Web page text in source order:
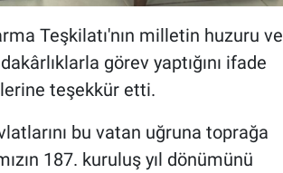
Teşkilatı'nın milletin huzuru ve
görev yaptığını ifade
teşekkür etti.
bu vatan uğruna toprağa
187. kuruluş yıl dönümünü